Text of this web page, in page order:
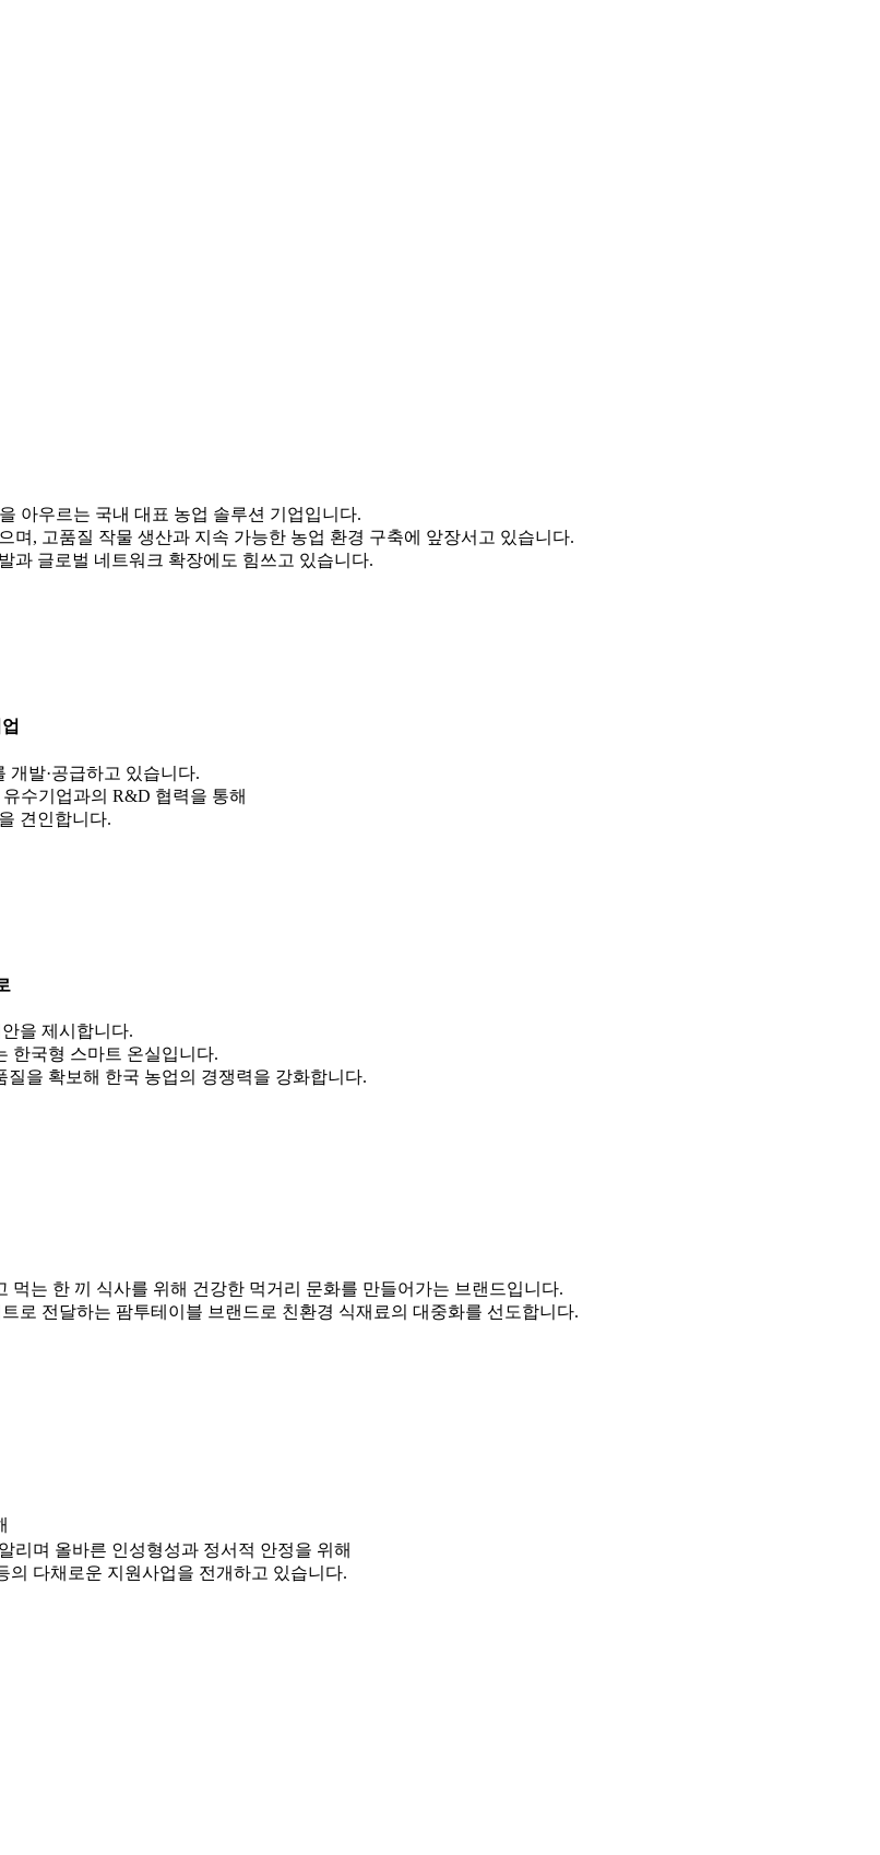
아우르는 국내 대표 농업 솔루션 기업입니다.
, 고품질 작물 생산과 지속 가능한 농업 환경 구축에 앞장서고 있습니다.
과 글로벌 네트워크 확장에도 힘쓰고 있습니다.
개발·공급하고 있습니다.
수기업과의 R&D 협력을 통해
견인합니다.
을 제시합니다.
한국형 스마트 온실입니다.
을 확보해 한국 농업의 경쟁력을 강화합니다.
먹는 한 끼 식사를 위해 건강한 먹거리 문화를 만들어가는 브랜드입니다.
로 전달하는 팜투테이블 브랜드로 친환경 식재료의 대중화를 선도합니다.
리며 올바른 인성형성과 정서적 안정을 위해
의 다채로운 지원사업을 전개하고 있습니다.